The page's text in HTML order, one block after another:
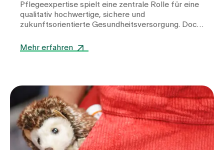
Pflegeexpertise spielt eine zentrale Rolle für eine
qualitativ hochwertige, sichere und
zukunftsorientierte Gesundheitsversorgung. Doch
Pflegeexpertise, welche Aufgaben übernehmen
Hillewerth Einblicke in die Bedeutung
evidenzbasierter Pflege, den Wissenstransfer
zwischen Forschung und Praxis sowie die
Weiterentwicklung innovativer
Versorgungsmodelle. Sie erklärt, wie
Pflegeexpertise dazu beiträgt, die Pflegequalität
kontinuierlich zu verbessern und den
Mehr erfahren